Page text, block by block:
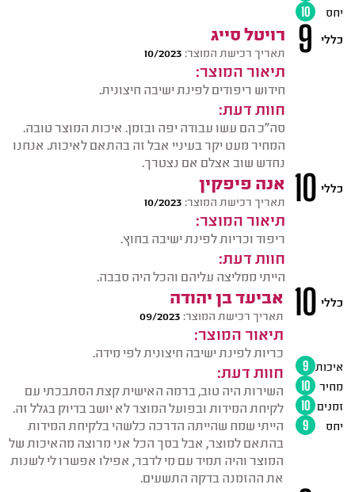
יחס
10
רויטל סייג
תאריך רכישת המוצר: 10/2023
תיאור המוצר:
חידוש ריפודים לפינת ישיבה חיצונית.
חוות דעת:
סה"כ הם עשו עבודה יפה ובזמן. איכות המוצר טובה.
המחיר מעט יקר בעיניי אבל זה בהתאם לאיכות. אנחנו
נחדש שוב אצלם אם נצטרך.
9 כללי
אנה פיפקין
תאריך רכישת המוצר: 10/2023
תיאור המוצר:
ריפוד וכריות לפינת ישיבה בחוץ.
חוות דעת:
הייתי ממליצה עליהם והכל היה סבבה.
10 כללי
אביעד בן יהודה
תאריך רכישת המוצר: 09/2023
תיאור המוצר:
כריות לפינת ישיבה חיצונית לפי מידה.
חוות דעת:
השירות היה טוב, ברמה האישית קצת הסתבכתי עם
לקיחת המידות ובפועל המוצר לא יושב בדיוק בגלל זה.
הייתי שמח שהייתה הדרכה כלשהי בלקיחת המידות
בהתאם למוצר, אבל בסך הכל אני מרוצה מהאיכות של
המוצר והיה תמיד עם מי לדבר, אפילו אפשרו לי לשנות
את ההזמנה בדקה התשעים.
10 כללי
איכות 9
מחיר
10
זמנים 10
יחס
9